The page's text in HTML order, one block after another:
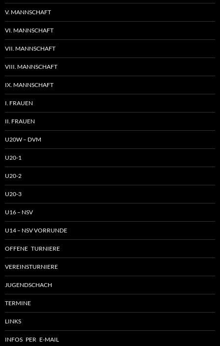
V. MANNSCHAFT
VI. MANNSCHAFT
VII. MANNSCHAFT
VIII. MANNSCHAFT
IX. MANNSCHAFT
I. FRAUEN
II. FRAUEN
U20W – DVM
U20-1
U20-2
U20-3
U16 – NSV
U14 – NSV VORRUNDE
OFFENE TURNIERE
VEREINSTURNIERE
JUGENDSCHACH
TERMINE
LINKS
INFOS PER E-MAIL